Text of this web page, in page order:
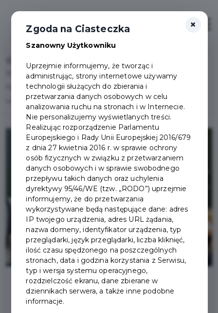
Stypendia Burmistrza Pruszcza Gdańskiego za wyniki w
nauce, osiągnięcia sportowe lub artystyczne dla
uzdolnionych uczniów
2023-06-02
×
Zgoda na Ciasteczka
Szanowny Użytkowniku
Uprzejmie informujemy, że tworząc i
administrując, strony internetowe używamy
technologii służących do zbierania i
przetwarzania danych osobowych w celu
analizowania ruchu na stronach i w Internecie.
Nie personalizujemy wyświetlanych treści.
Realizując rozporządzenie Parlamentu
Europejskiego i Rady Unii Europejskiej 2016/679
z dnia 27 kwietnia 2016 r. w sprawie ochrony
osób fizycznych w związku z przetwarzaniem
danych osobowych i w sprawie swobodnego
przepływu takich danych oraz uchylenia
dyrektywy 95/46/WE (tzw. „RODO”) uprzejmie
informujemy, że do przetwarzania
wykorzystywane będą następujące dane: adres
IP twojego urządzenia, adres URL żądania,
nazwa domeny, identyfikator urządzenia, typ
przeglądarki, język przeglądarki, liczba kliknięć,
ilość czasu spędzonego na poszczególnych
stronach, data i godzina korzystania z Serwisu,
typ i wersja systemu operacyjnego,
rozdzielczość ekranu, dane zbierane w
dziennikach serwera, a także inne podobne
informacje.